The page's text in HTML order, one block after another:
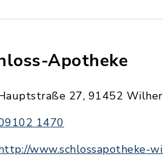
Apotheke
27, 91452
1470
www.schlossapotheke-